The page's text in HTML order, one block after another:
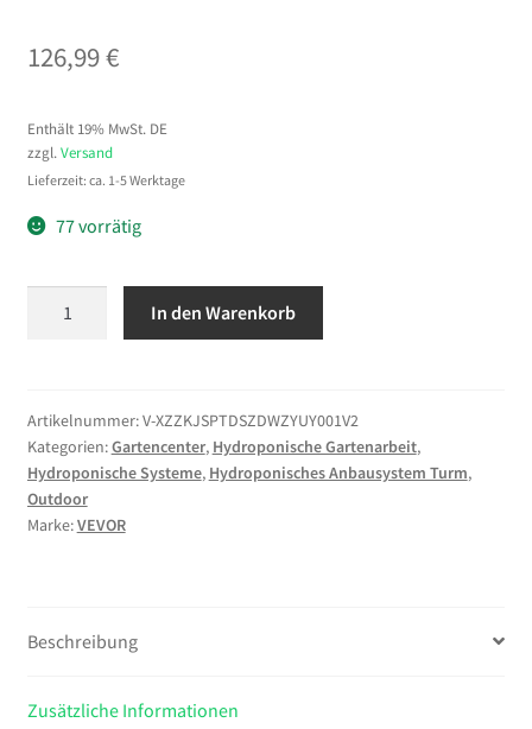
126,99€
Enthält 19% MwSt. DE
zzgl. Versand
Lieferzeit: ca. 1-5 Werktage
77 vorrätig
Pods,
Hydrotower
6
Ebenen,
Hydroponik-
LED-
App-
In den Warenkorb
Artikelnummer:V-XZZKJSPTDSZDWZYUY001V2
Kategorien:Gartencenter, Hydroponische Gartenarbeit,
Hydroponische Systeme, Hydroponisches Anbausystem Turm,
Outdoor
Marke:VEVOR
Beschreibung
Zusätzliche Informationen